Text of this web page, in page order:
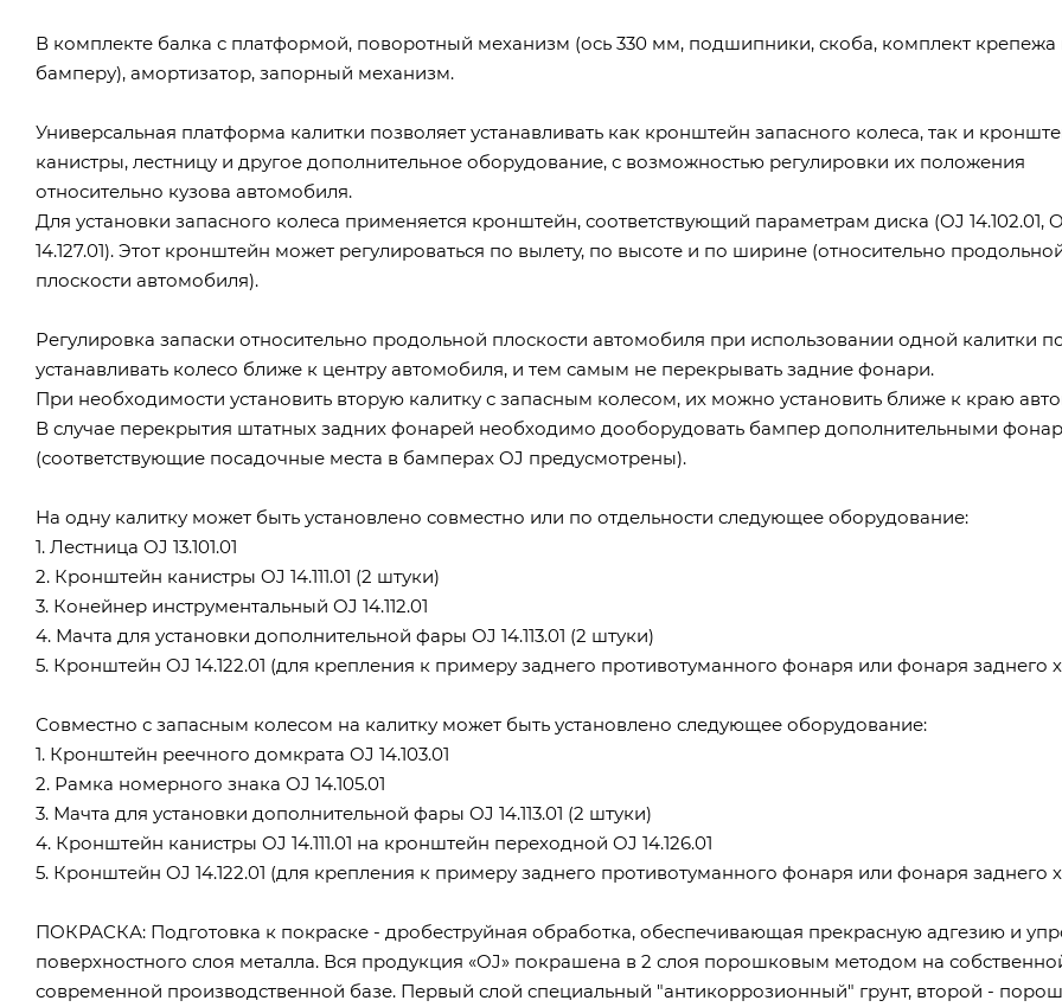
В комплекте балка с платформой, поворотный механизм (ось 330 мм, подшипники, скоба, комплект крепежа
бамперу), амортизатор, запорный механизм.
Универсальная платформа калитки позволяет устанавливать как кронштейн запасного колеса, так и
канистры, лестницу и другое дополнительное оборудование, с возможностью регулировки их положения
относительно кузова автомобиля.
Для установки запасного колеса применяется кронштейн, соответствующий параметрам диска (OJ 14.102.01,
14.127.01). Этот кронштейн может регулироваться по вылету, по высоте и по ширине (относительно
плоскости автомобиля).
Регулировка запаски относительно продольной плоскости автомобиля при использовании одной калитки
устанавливать колесо ближе к центру автомобиля, и тем самым не перекрывать задние фонари.
При необходимости установить вторую калитку с запасным колесом, их можно установить ближе к краю
В случае перекрытия штатных задних фонарей необходимо дооборудовать бампер дополнительными
(соответствующие посадочные места в бамперах OJ предусмотрены).
На одну калитку может быть установлено совместно или по отдельности следующее оборудование:
1. Лестница OJ 13.101.01
2. Кронштейн канистры OJ 14.111.01 (2 штуки)
3. Конейнер инструментальный OJ 14.112.01
4. Мачта для установки дополнительной фары OJ 14.113.01 (2 штуки)
5. Кронштейн OJ 14.122.01 (для крепления к примеру заднего противотуманного фонаря или фонаря заднего
Совместно с запасным колесом на калитку может быть установлено следующее оборудование:
1. Кронштейн реечного домкрата OJ 14.103.01
2. Рамка номерного знака OJ 14.105.01
3. Мачта для установки дополнительной фары OJ 14.113.01 (2 штуки)
4. Кронштейн канистры OJ 14.111.01 на кронштейн переходной OJ 14.126.01
5. Кронштейн OJ 14.122.01 (для крепления к примеру заднего противотуманного фонаря или фонаря заднего
ПОКРАСКА: Подготовка к покраске - дробеструйная обработка, обеспечивающая прекрасную адгезию и
поверхностного слоя металла. Вся продукция «OJ» покрашена в 2 слоя порошковым методом на
современной производственной базе. Первый слой специальный "антикоррозионный" грунт, второй -